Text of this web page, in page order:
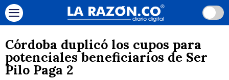
Córdoba duplicó los cupos para
potenciales beneficiarios de Ser
Pilo Paga 2